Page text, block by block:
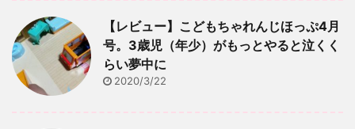
【レビュー】こどもちゃれんじほっぷ4月
号。3歳児（年少）がもっとやると泣くく
らい夢中に
2020/3/22